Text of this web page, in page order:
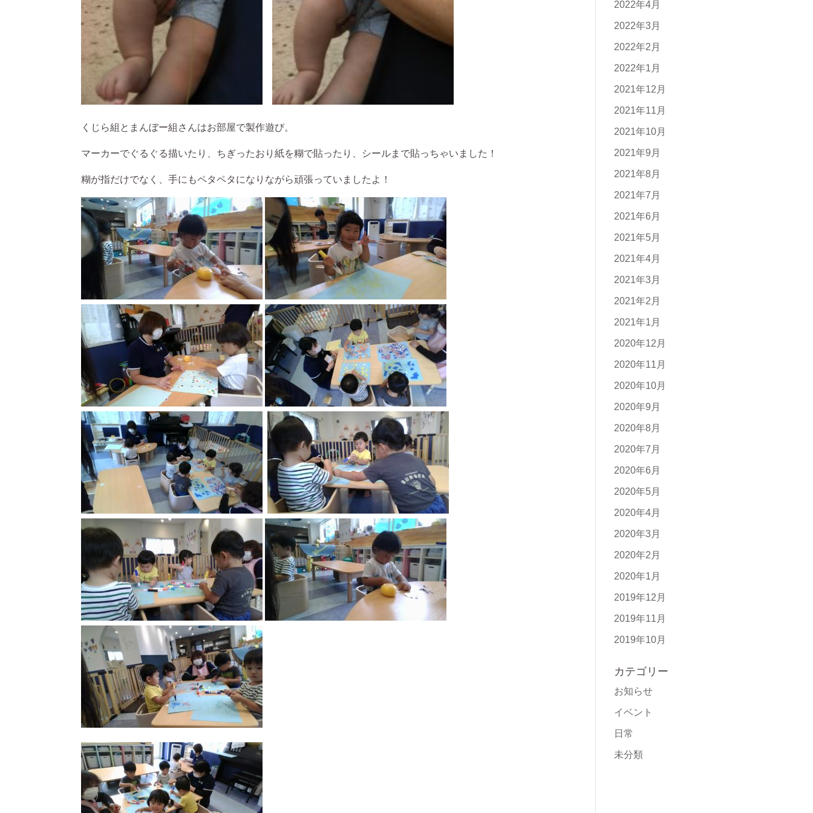
くじら組とまんぼー組さんはお部屋で製作遊び。
マーカーでぐるぐる描いたり、ちぎったおり紙を糊で貼ったり、シールまで貼っちゃいました！
糊が指だけでなく、手にもペタペタになりながら頑張っていましたよ！
2022年4月
2022年3月
2022年2月
2022年1月
2021年12月
2021年11月
2021年10月
2021年9月
2021年8月
2021年7月
2021年6月
2021年5月
2021年4月
2021年3月
2021年2月
2021年1月
2020年12月
2020年11月
2020年10月
2020年9月
2020年8月
2020年7月
2020年6月
2020年5月
2020年4月
2020年3月
2020年2月
2020年1月
2019年12月
2019年11月
2019年10月
カテゴリー
お知らせ
イベント
日常
未分類